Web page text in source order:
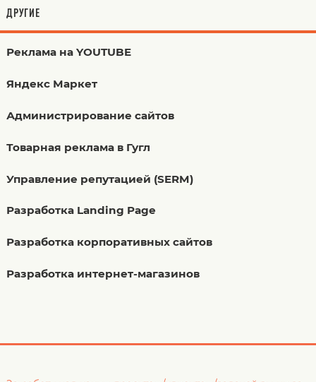
ДРУГИЕ
Реклама на YOUTUBE
Яндекс Маркет
Администрирование сайтов
Товарная реклама в Гугл
Управление репутацией (SERM)
Разработка Landing Page
Разработка корпоративных сайтов
Разработка интернет-магазинов